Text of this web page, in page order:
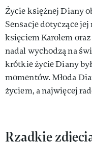
Życie księżnej Diany
Sensacje dotyczące
księciem Karolem
nadal wychodzą na
krótkie życie Diany
momentów. Młoda
życiem, a najwięcej
Rzadkie